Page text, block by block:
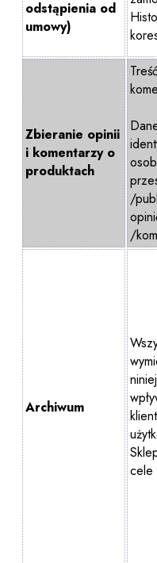
odstąpienia od
umowy)
Zbieranie opinii
i komentarzy o
produktach
/
/
Archiwum
cele